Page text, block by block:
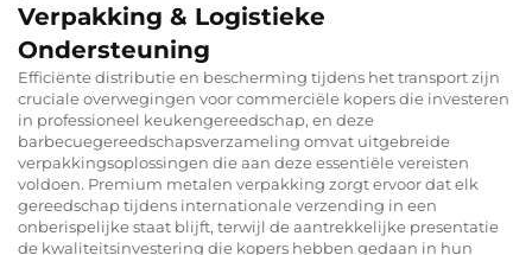
Verpakking & Logistieke
Ondersteuning
Efficiënte distributie en bescherming tijdens het transport zijn
cruciale overwegingen voor commerciële kopers die investeren
in professioneel keukengereedschap, en deze
barbecuegereedschapsverzameling omvat uitgebreide
verpakkingsoplossingen die aan deze essentiële vereisten
voldoen. Premium metalen verpakking zorgt ervoor dat elk
gereedschap tijdens internationale verzending in een
onberispelijke staat blijft, terwijl de aantrekkelijke presentatie
de kwaliteitsinvestering die kopers hebben gedaan in hun